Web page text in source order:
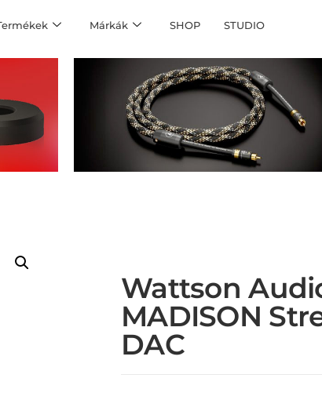
Márkák SHOP STUDIO
Wattson
MADISON
DAC